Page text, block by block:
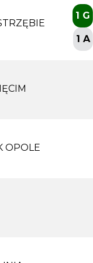
1 G
1 A
OPOLE